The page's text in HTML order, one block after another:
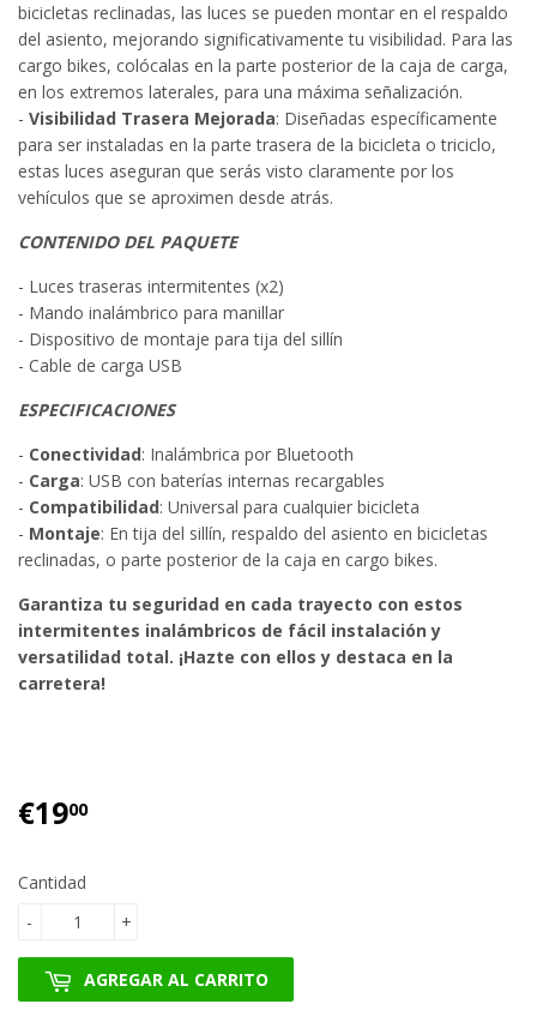
bicicletas reclinadas, las luces se pueden montar en el respaldo
del asiento, mejorando significativamente tu visibilidad. Para las
cargo bikes, colócalas en la parte posterior de la caja de carga,
en los extremos laterales, para una máxima señalización.
- Visibilidad Trasera Mejorada: Diseñadas específicamente
para ser instaladas en la parte trasera de la bicicleta o triciclo,
estas luces aseguran que serás visto claramente por los
vehículos que se aproximen desde atrás.
CONTENIDO DEL PAQUETE
- Luces traseras intermitentes (x2)
- Mando inalámbrico para manillar
- Dispositivo de montaje para tija del sillín
- Cable de carga USB
ESPECIFICACIONES
- Conectividad: Inalámbrica por Bluetooth
- Carga: USB con baterías internas recargables
- Compatibilidad: Universal para cualquier bicicleta
- Montaje: En tija del sillín, respaldo del asiento en bicicletas
reclinadas, o parte posterior de la caja en cargo bikes.
Garantiza tu seguridad en cada trayecto con estos
intermitentes inalámbricos de fácil instalación y
versatilidad total. ¡Hazte con ellos y destaca en la
carretera!
€1900€19.00
Cantidad
+
-
AGREGAR AL CARRITO